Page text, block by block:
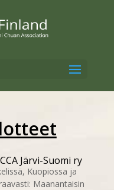
Järvi-Suomi ry
Kuopiossa ja
Maanantaisin